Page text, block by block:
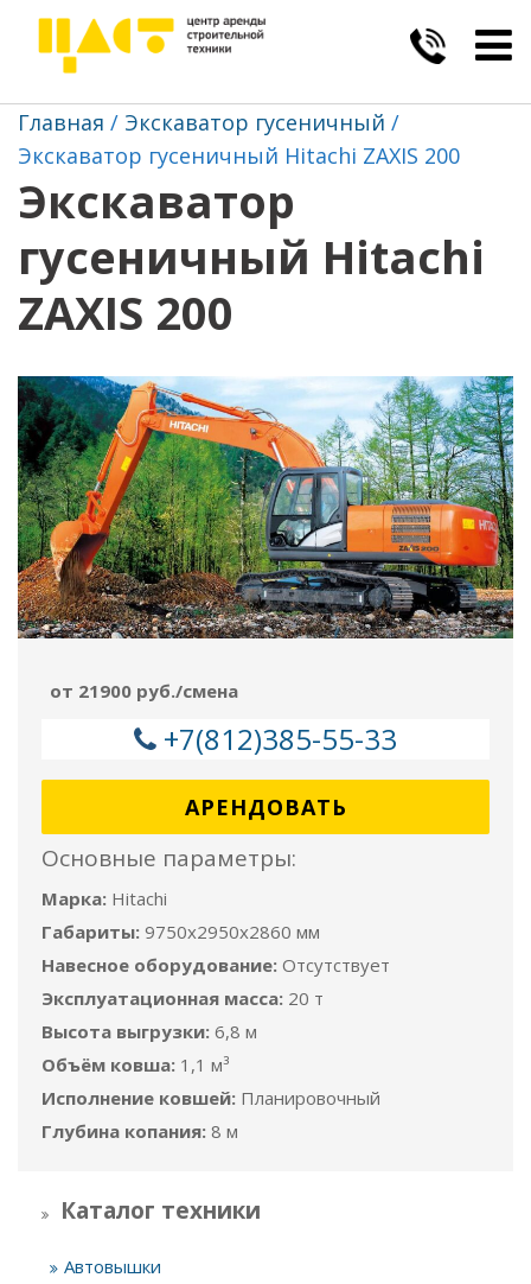
Главная
Экскаватор гусеничный
Экскаватор гусеничный Hitachi ZAXIS 200
Экскаватор
гусеничный Hitachi
ZAXIS 200
от 21900 руб./смена
+7(812)385-55-33
АРЕНДОВАТЬ
Основные параметры:
Марка: Hitachi
Габариты: 9750x2950x2860 мм
Навесное оборудование: Отсутствует
Эксплуатационная масса: 20 т
Высота выгрузки: 6,8 м
Объём ковша: 1,1 м³
Исполнение ковшей: Планировочный
Глубина копания: 8 м
Каталог техники
Автовышки